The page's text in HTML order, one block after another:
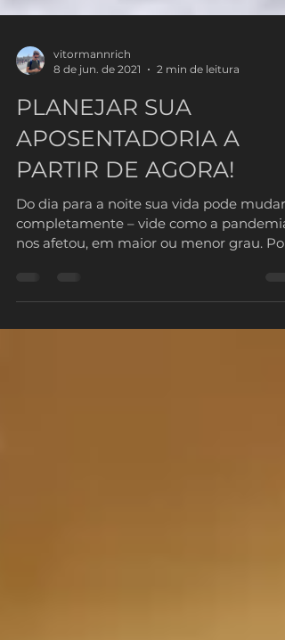
8 de jun. de 2021
2 min de leitura
PLANEJAR SUA
APOSENTADORIA A
PARTIR DE AGORA!
Do dia para a noite sua vida pode mudar
completamente – vide como a pandemia